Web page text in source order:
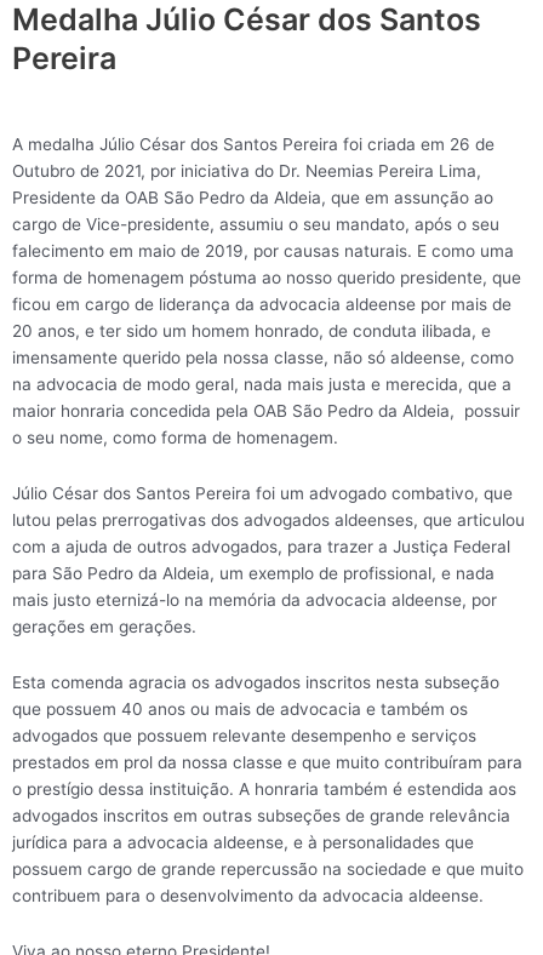
Medalha Júlio César dos Santos
Pereira
A medalha Júlio César dos Santos Pereira foi criada em 26 de
Outubro de 2021, por iniciativa do Dr. Neemias Pereira Lima,
Presidente da OAB São Pedro da Aldeia, que em assunção ao
cargo de Vice-presidente, assumiu o seu mandato, após o seu
falecimento em maio de 2019, por causas naturais. E como uma
forma de homenagem póstuma ao nosso querido presidente, que
ficou em cargo de liderança da advocacia aldeense por mais de
20 anos, e ter sido um homem honrado, de conduta ilibada, e
imensamente querido pela nossa classe, não só aldeense, como
na advocacia de modo geral, nada mais justa e merecida, que a
maior honraria concedida pela OAB São Pedro da Aldeia, possuir
o seu nome, como forma de homenagem.
Júlio César dos Santos Pereira foi um advogado combativo, que
lutou pelas prerrogativas dos advogados aldeenses, que articulou
com a ajuda de outros advogados, para trazer a Justiça Federal
para São Pedro da Aldeia, um exemplo de profissional, e nada
mais justo eternizá-lo na memória da advocacia aldeense, por
gerações em gerações.
Esta comenda agracia os advogados inscritos nesta subseção
que possuem 40 anos ou mais de advocacia e também os
advogados que possuem relevante desempenho e serviços
prestados em prol da nossa classe e que muito contribuíram para
o prestígio dessa instituição. A honraria também é estendida aos
advogados inscritos em outras subseções de grande relevância
jurídica para a advocacia aldeense, e à personalidades que
possuem cargo de grande repercussão na sociedade e que muito
contribuem para o desenvolvimento da advocacia aldeense.